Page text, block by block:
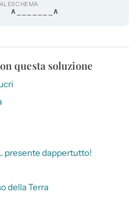
SCHEMA
A_______A
questa soluzione
presente dappertutto!
della Terra